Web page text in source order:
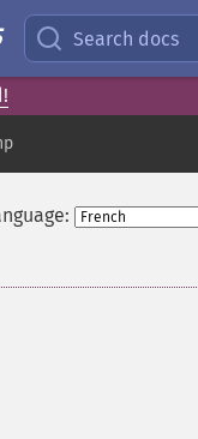
Search docs